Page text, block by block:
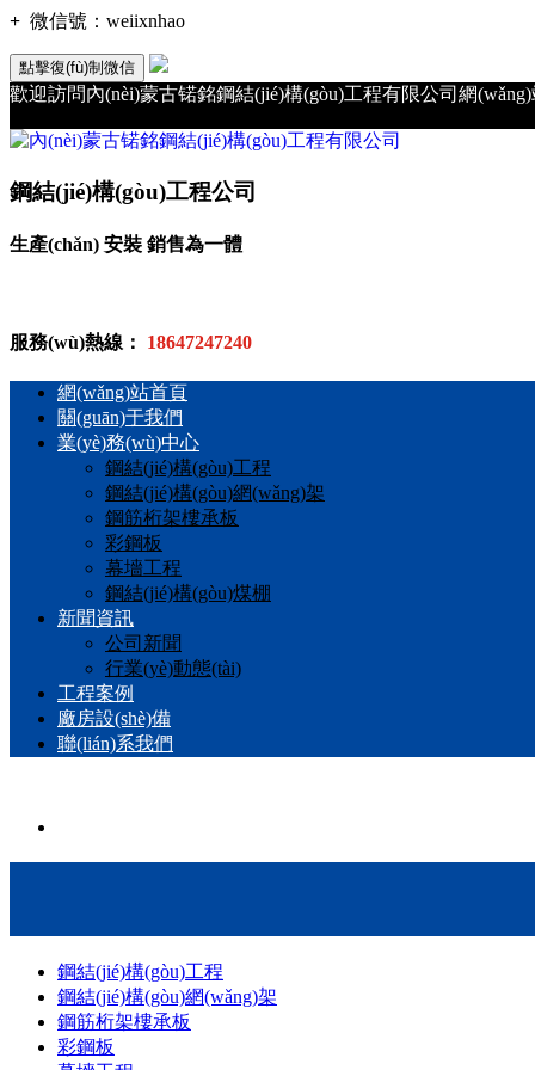
+ 微信號： weiixnhao
點擊復(fù)制微信
歡迎訪問內(nèi)蒙古锘銘鋼結(jié)構(gòu)工程有限公司網
鋼結(jié)構(gòu)工程公司
生產(chǎn) 安裝 銷售為一體
服務(wù)熱線： 18647247240
網(wǎng)站首頁
關(guān)于我們
業(yè)務(wù)中心
鋼結(jié)構(gòu)工程
鋼結(jié)構(gòu)網(wǎng)架
鋼筋桁架樓承板
彩鋼板
幕墻工程
鋼結(jié)構(gòu)煤棚
新聞資訊
公司新聞
行業(yè)動態(tài)
工程案例
廠房設(shè)備
聯(lián)系我們
鋼結(jié)構(gòu)工程
鋼結(jié)構(gòu)網(wǎng)架
鋼筋桁架樓承板
彩鋼板